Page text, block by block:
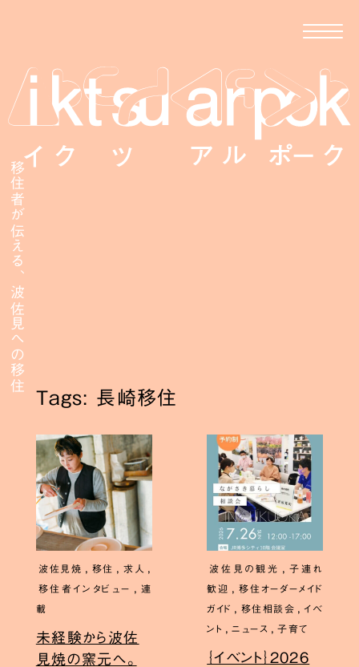
移住者が伝える、波佐見への移住
Tags: 長崎移住
波佐見焼 移住 求人
移住者インタビュー 連
載
未経験から波佐
見焼の窯元へ。
波佐見の観光 子連れ
歓迎 移住オーダーメイド
ガイド 移住相談会 イベ
ント ニュース 子育て
｛イベント｝2026